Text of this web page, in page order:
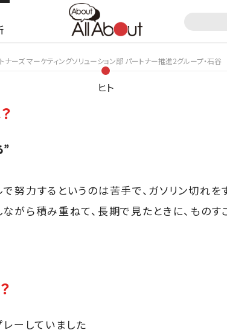
ーズ マーケティングソリューション部 パートナー推進2グループ・石谷
ヒト
”
努力するというのは苦手で、ガソリン切れを
ながら積み重ねて、長期で見たときに、もの
レーしていました